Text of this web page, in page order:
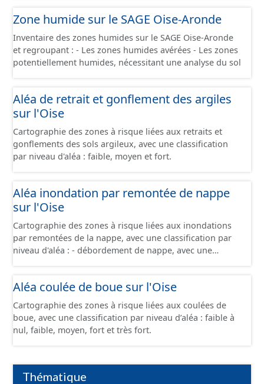
Zone humide sur le SAGE Oise-Aronde
Inventaire des zones humides sur le SAGE Oise-Aronde
et regroupant : - Les zones humides avérées - Les zones
potentiellement humides, nécessitant une analyse du sol
Aléa de retrait et gonflement des argiles
sur l'Oise
Cartographie des zones à risque liées aux retraits et
gonflements des sols argileux, avec une classification
par niveau d'aléa : faible, moyen et fort.
Aléa inondation par remontée de nappe
sur l'Oise
Cartographie des zones à risque liées aux inondations
par remontées de la nappe, avec une classification par
niveau d'aléa : - débordement de nappe, avec une
faible - inondations de cave, avec une fiabilité forte -
inondations de cave, avec une fiabilité moyenne -
inondations de cave, avec une fiabilité faible -
inondations de cave, avec une fiabilité inconnue -
absence d'inondation, avec une fiabilité forte - absence
d'inondation, avec une fiabilité faible - absence
d'inondation, avec une fiabilité inconnue
Aléa coulée de boue sur l'Oise
Cartographie des zones à risque liées aux coulées de
boue, avec une classification par niveau d’aléa : faible à
nul, faible, moyen, fort et très fort.
Thématique